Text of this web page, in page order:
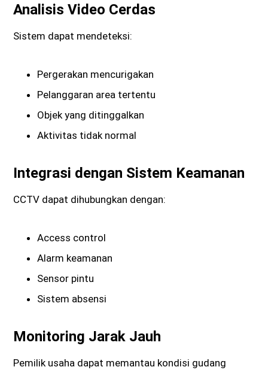
Analisis Video Cerdas
Sistem dapat mendeteksi:
Pergerakan mencurigakan
Pelanggaran area tertentu
Objek yang ditinggalkan
Aktivitas tidak normal
Integrasi dengan Sistem Keamanan
CCTV dapat dihubungkan dengan:
Access control
Alarm keamanan
Sensor pintu
Sistem absensi
Monitoring Jarak Jauh
Pemilik usaha dapat memantau kondisi gudang